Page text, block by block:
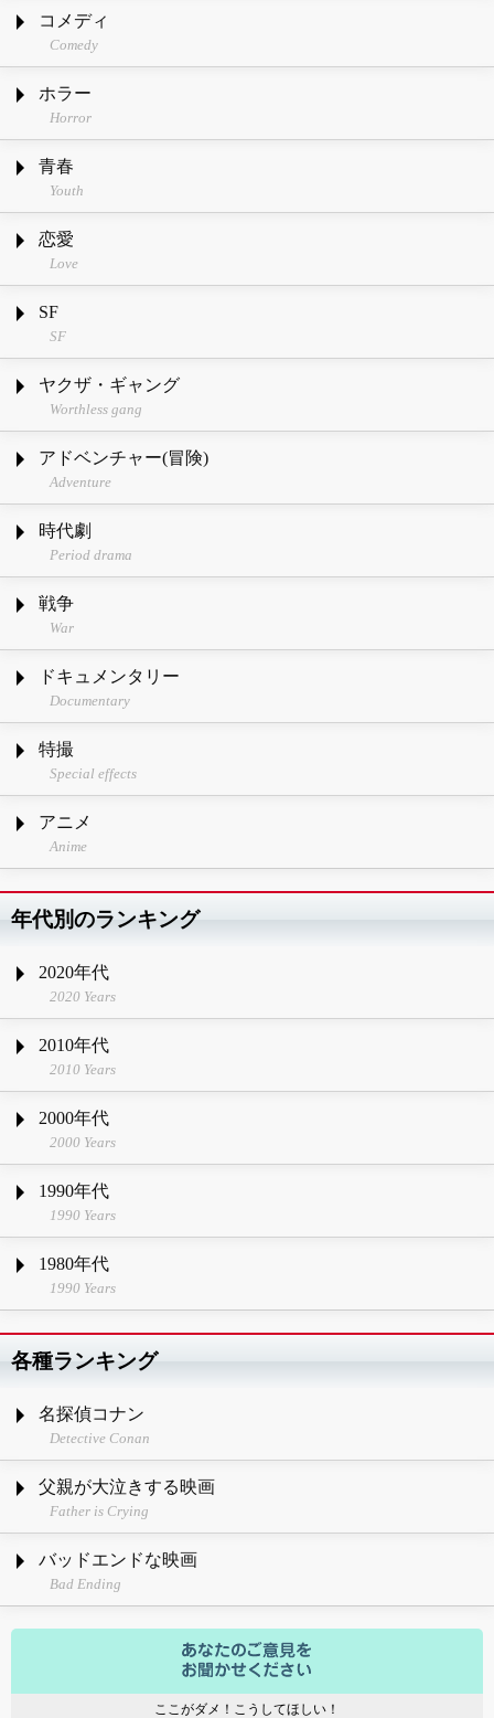
コメディ
Comedy
ホラー
Horror
青春
Youth
恋愛
Love
SF
SF
ヤクザ・ギャング
Worthless gang
アドベンチャー(冒険)
Adventure
時代劇
Period drama
戦争
War
ドキュメンタリー
Documentary
特撮
Special effects
アニメ
Anime
年代別のランキング
2020年代
2020 Years
2010年代
2010 Years
2000年代
2000 Years
1990年代
1990 Years
1980年代
1990 Years
各種ランキング
名探偵コナン
Detective Conan
父親が大泣きする映画
Father is Crying
バッドエンドな映画
Bad Ending
ここがダメ！こうしてほしい！